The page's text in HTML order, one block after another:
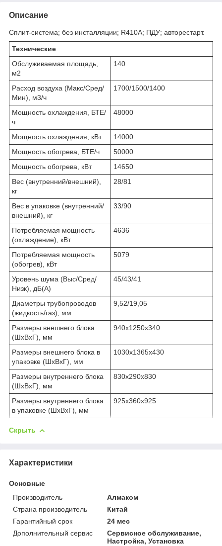
Описание
Cплит-система; без инсталляции; R410А; ПДУ; авторестарт.
Технические
Обслуживаемая площадь,
м2
140
Расход воздуха (Макс/Сред/
Мин), м3/ч
1700/1500/1400
Мощность охлаждения, БТЕ/
ч
48000
Мощность охлаждения, кВт
14000
Мощность обогрева, БТЕ/ч
50000
Мощность обогрева, кВт
14650
Вес (внутренний/внешний),
кг
28/81
Вес в упаковке (внутренний/
внешний), кг
33/90
Потребляемая мощность
(охлаждение), кВт
4636
Потребляемая мощность
(обогрев), кВт
5079
Уровень шума (Выс/Сред/
Низк), дБ(А)
45/43/41
Диаметры трубопроводов
(жидкость/газ), мм
9,52/19,05
Размеры внешнего блока
(ШхВхГ), мм
940х1250х340
Размеры внешнего блока в
упаковке (ШхВхГ), мм
1030х1365х430
Размеры внутреннего блока
(ШхВхГ), мм
830х290х830
Размеры внутреннего блока
в упаковке (ШхВхГ), мм
925х360х925
Скрыть
Характеристики
Основные
Производитель
Алмаком
Страна производитель
Китай
Гарантийный срок
24 мес
Дополнительный сервис
Сервисное обслуживание,
Настройка, Установка